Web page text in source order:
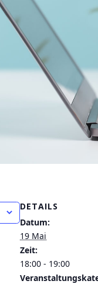
DETAILS
Datum:
19 Mai
Zeit:
18:00 - 19:00